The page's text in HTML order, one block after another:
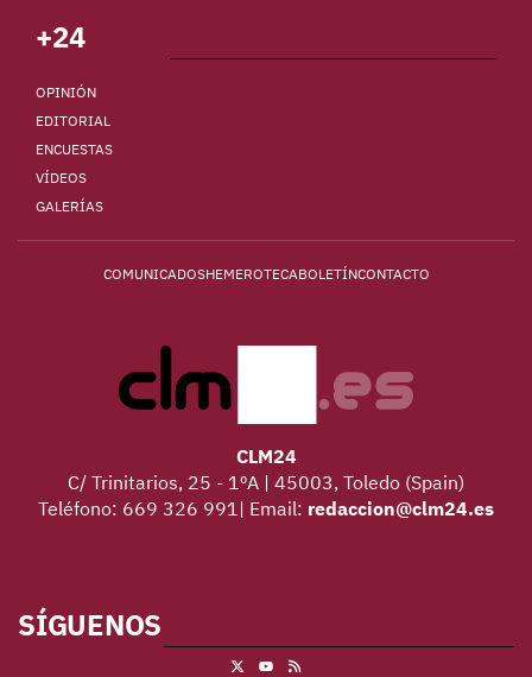
+24
OPINIÓN
EDITORIAL
ENCUESTAS
VÍDEOS
GALERÍAS
COMUNICADOSHEMEROTECABOLETÍNCONTACTO
CLM24
C/ Trinitarios, 25 - 1ºA | 45003, Toledo (Spain)
Teléfono: 669 326 991| Email: redaccion@clm24.es
SÍGUENOS